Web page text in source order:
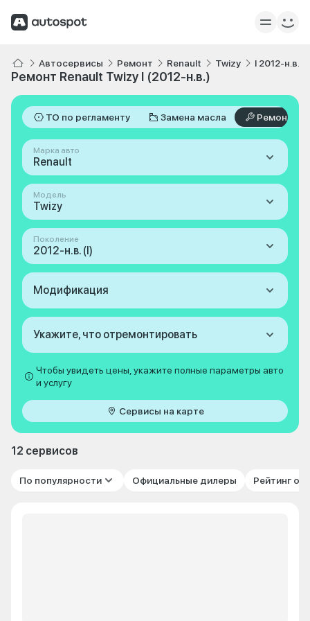
Автосервисы Ремонт Renault Twizy I 2012-н.в.
Ремонт Renault Twizy I (2012-н.в.)
ТО по регламенту Замена масла Ремонт
Марка авто
Renault
Модель
Twizy
Поколение
2012-н.в. (I)
Модификация
Укажите, что отремонтировать
Чтобы увидеть цены, укажите полные параметры авто
и услугу
Сервисы на карте
12 сервисов
По популярности Официальные дилеры Рейтинг